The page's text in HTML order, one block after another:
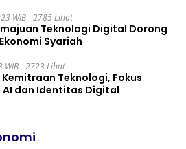
WIB 2785 Lihat
Teknologi Digital Dorong
Syariah
WIB 2723 Lihat
Teknologi, Fokus
AI dan Identitas Digital